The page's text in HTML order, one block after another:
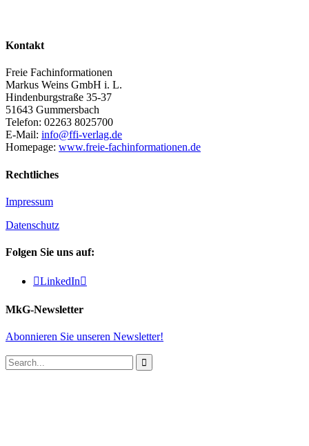
Kontakt
Freie Fachinformationen
Markus Weins GmbH i. L.
Hindenburgstraße 35-37
51643 Gummersbach
Telefon: 02263 8025700
E-Mail: info@ffi-verlag.de
Homepage: www.freie-fachinformationen.de
Rechtliches
Impressum
Datenschutz
Folgen Sie uns auf:
LinkedIn
MkG-Newsletter
Abonnieren Sie unseren Newsletter!
